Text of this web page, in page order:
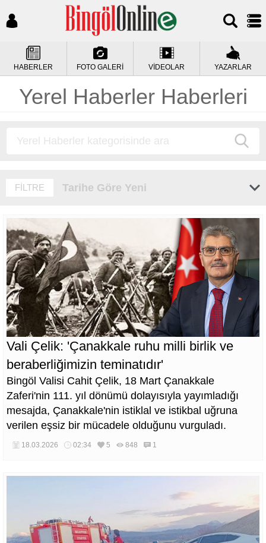
HABERLER FOTO GALERİ VİDEOLAR YAZARLAR
Yerel Haberler Haberleri
FİLTRE Tarihe Göre Yeni
Vali Çelik: 'Çanakkale ruhu milli birlik ve
beraberliğimizin teminatıdır'
Bingöl Valisi Cahit Çelik, 18 Mart Çanakkale
Zaferi'nin 111. yıl dönümü dolayısıyla yayımladığı
mesajda, Çanakkale'nin istiklal ve istikbal uğruna
verilen eşsiz bir mücadele olduğunu vurguladı.
18.03.2026 02:34 5 848 1